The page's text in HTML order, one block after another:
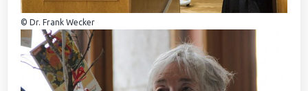
© Dr. Frank Wecker